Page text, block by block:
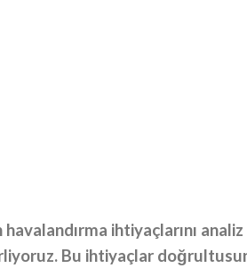
ihtiyaçlarını
Bu ihtiyaçlar